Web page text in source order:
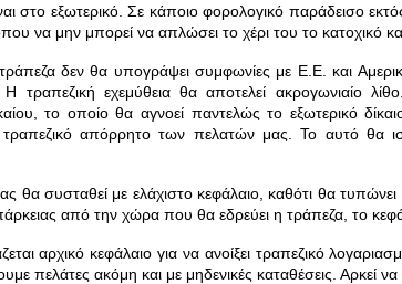
στο εξωτερικό. Σε κάποιο φορολογικό παράδεισο
να μην μπορεί να απλώσει το χέρι του το κατοχικό
δεν θα υπογράψει συμφωνίες με Ε.Ε. και
Η τραπεζική εχεμύθεια θα αποτελεί ακρογωνιαίο
το οποίο θα αγνοεί παντελώς το εξωτερικό
τραπεζικό απόρρητο των πελατών μας. Το αυτό θα
θα συσταθεί με ελάχιστο κεφάλαιο, καθότι θα
από την χώρα που θα εδρεύει η τράπεζα, το
αρχικό κεφάλαιο για να ανοίξει τραπεζικό
πελάτες ακόμη και με μηδενικές καταθέσεις. Αρκεί